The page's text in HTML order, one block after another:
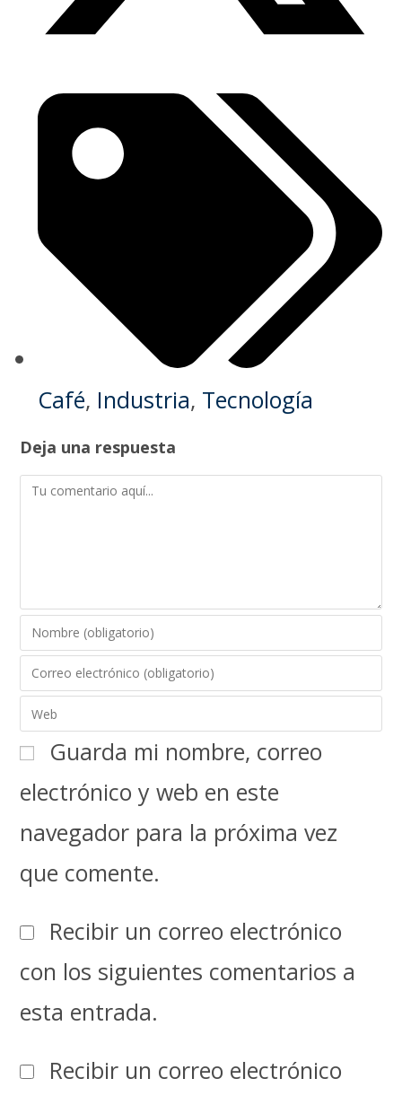
Café, Industria, Tecnología
Deja una respuesta
Guarda mi nombre, correo
electrónico y web en este
navegador para la próxima vez
que comente.
Recibir un correo electrónico
con los siguientes comentarios a
esta entrada.
Recibir un correo electrónico